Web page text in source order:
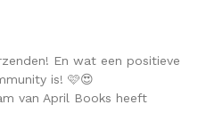
En wat een positieve
is! 🩷😍
van April Books heeft